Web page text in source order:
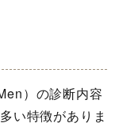
）の診断内容
い特徴がありま